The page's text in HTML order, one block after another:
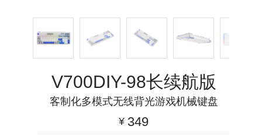
V700DIY-98长续航版
客制化多模式无线背光游戏机械键盘
¥ 349